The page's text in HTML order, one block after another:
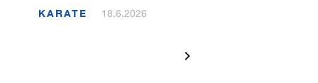
KARATE 18.6.2026